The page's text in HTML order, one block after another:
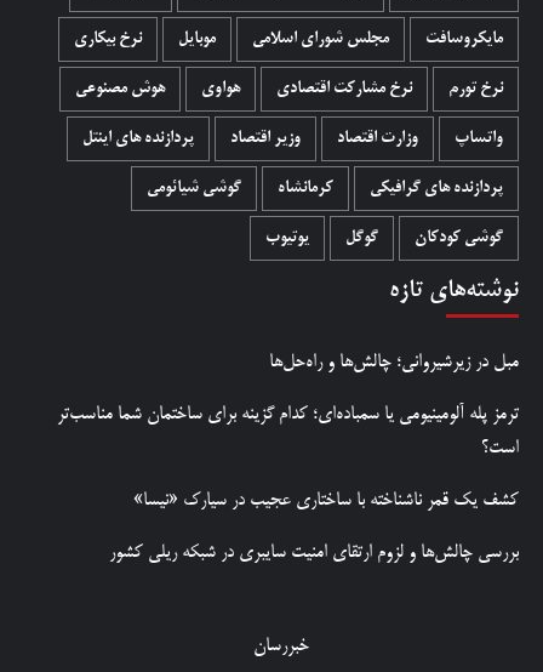
مایکروسافت مجلس شورای اسلامی موبایل نرخ بیکاری
نرخ تورم نرخ مشارکت اقتصادی هواوی هوش مصنوعی
واتساپ وزارت اقتصاد وزیر اقتصاد پردازنده های اینتل
پردازنده های گرافیکی کرمانشاه گوشی شیائومی
گوشی کودکان گوگل یوتیوب
نوشته‌های تازه
مبل در زیرشیروانی؛ چالش‌ها و راه‌حل‌ها
ترمز پله آلومینیومی یا سمباده‌ای؛ کدام گزینه برای ساختمان شما مناسب‌تر
است؟
کشف یک قمر ناشناخته با ساختاری عجیب در سیارک «نیسا»
بررسی چالش‌ها و لزوم ارتقای امنیت سایبری در شبکه ریلی کشور
خبررسان